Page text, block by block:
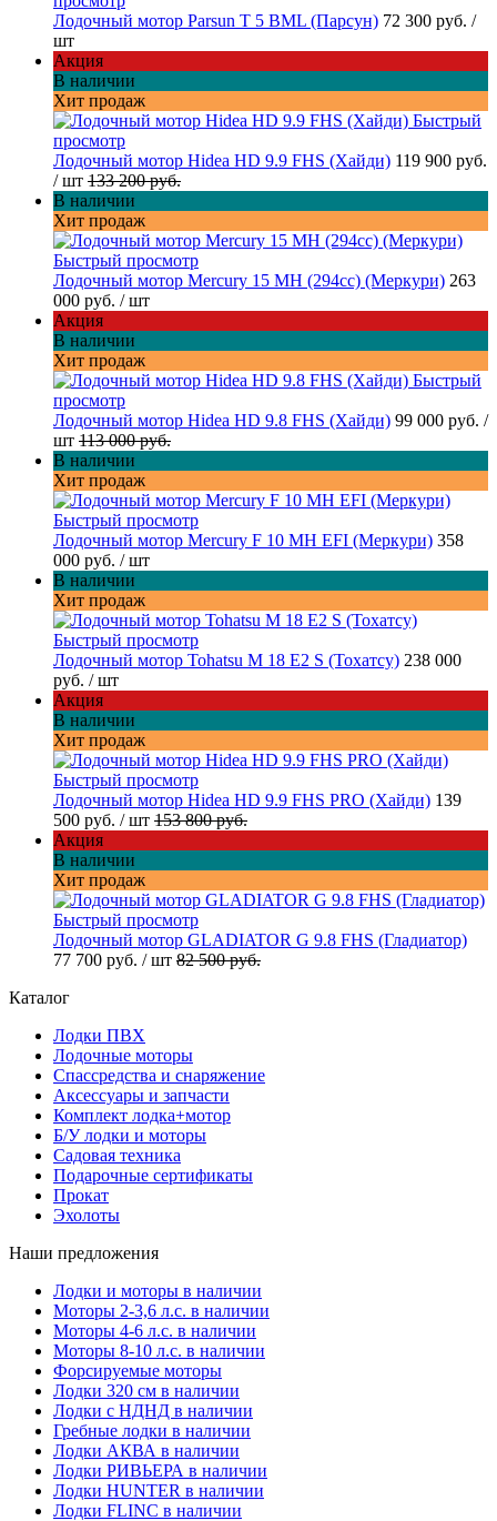
Лодочный мотор Parsun T 5 BML (Парсун) 72 300 руб. /
шт
Акция
В наличии
Хит продаж
Быстрый
просмотр
Лодочный мотор Hidea HD 9.9 FHS (Хайди) 119 900 руб.
/ шт 133 200 руб.
В наличии
Хит продаж
Быстрый просмотр
Лодочный мотор Mercury 15 MH (294cc) (Меркури) 263
000 руб. / шт
Акция
В наличии
Хит продаж
Быстрый
просмотр
Лодочный мотор Hidea HD 9.8 FHS (Хайди) 99 000 руб. /
шт 113 000 руб.
В наличии
Хит продаж
Быстрый просмотр
Лодочный мотор Mercury F 10 MH EFI (Меркури) 358
000 руб. / шт
В наличии
Хит продаж
Быстрый просмотр
Лодочный мотор Tohatsu M 18 E2 S (Тохатсу) 238 000
руб. / шт
Акция
В наличии
Хит продаж
Быстрый просмотр
Лодочный мотор Hidea HD 9.9 FHS PRO (Хайди) 139
500 руб. / шт 153 800 руб.
Акция
В наличии
Хит продаж
Быстрый просмотр
Лодочный мотор GLADIATOR G 9.8 FHS (Гладиатор)
77 700 руб. / шт 82 500 руб.
Каталог
Лодки ПВХ
Лодочные моторы
Спассредства и снаряжение
Аксессуары и запчасти
Комплект лодка+мотор
Б/У лодки и моторы
Садовая техника
Подарочные сертификаты
Прокат
Эхолоты
Наши предложения
Лодки и моторы в наличии
Моторы 2-3,6 л.с. в наличии
Моторы 4-6 л.с. в наличии
Моторы 8-10 л.с. в наличии
Форсируемые моторы
Лодки 320 см в наличии
Лодки с НДНД в наличии
Гребные лодки в наличии
Лодки АКВА в наличии
Лодки РИВЬЕРА в наличии
Лодки HUNTER в наличии
Лодки FLINC в наличии